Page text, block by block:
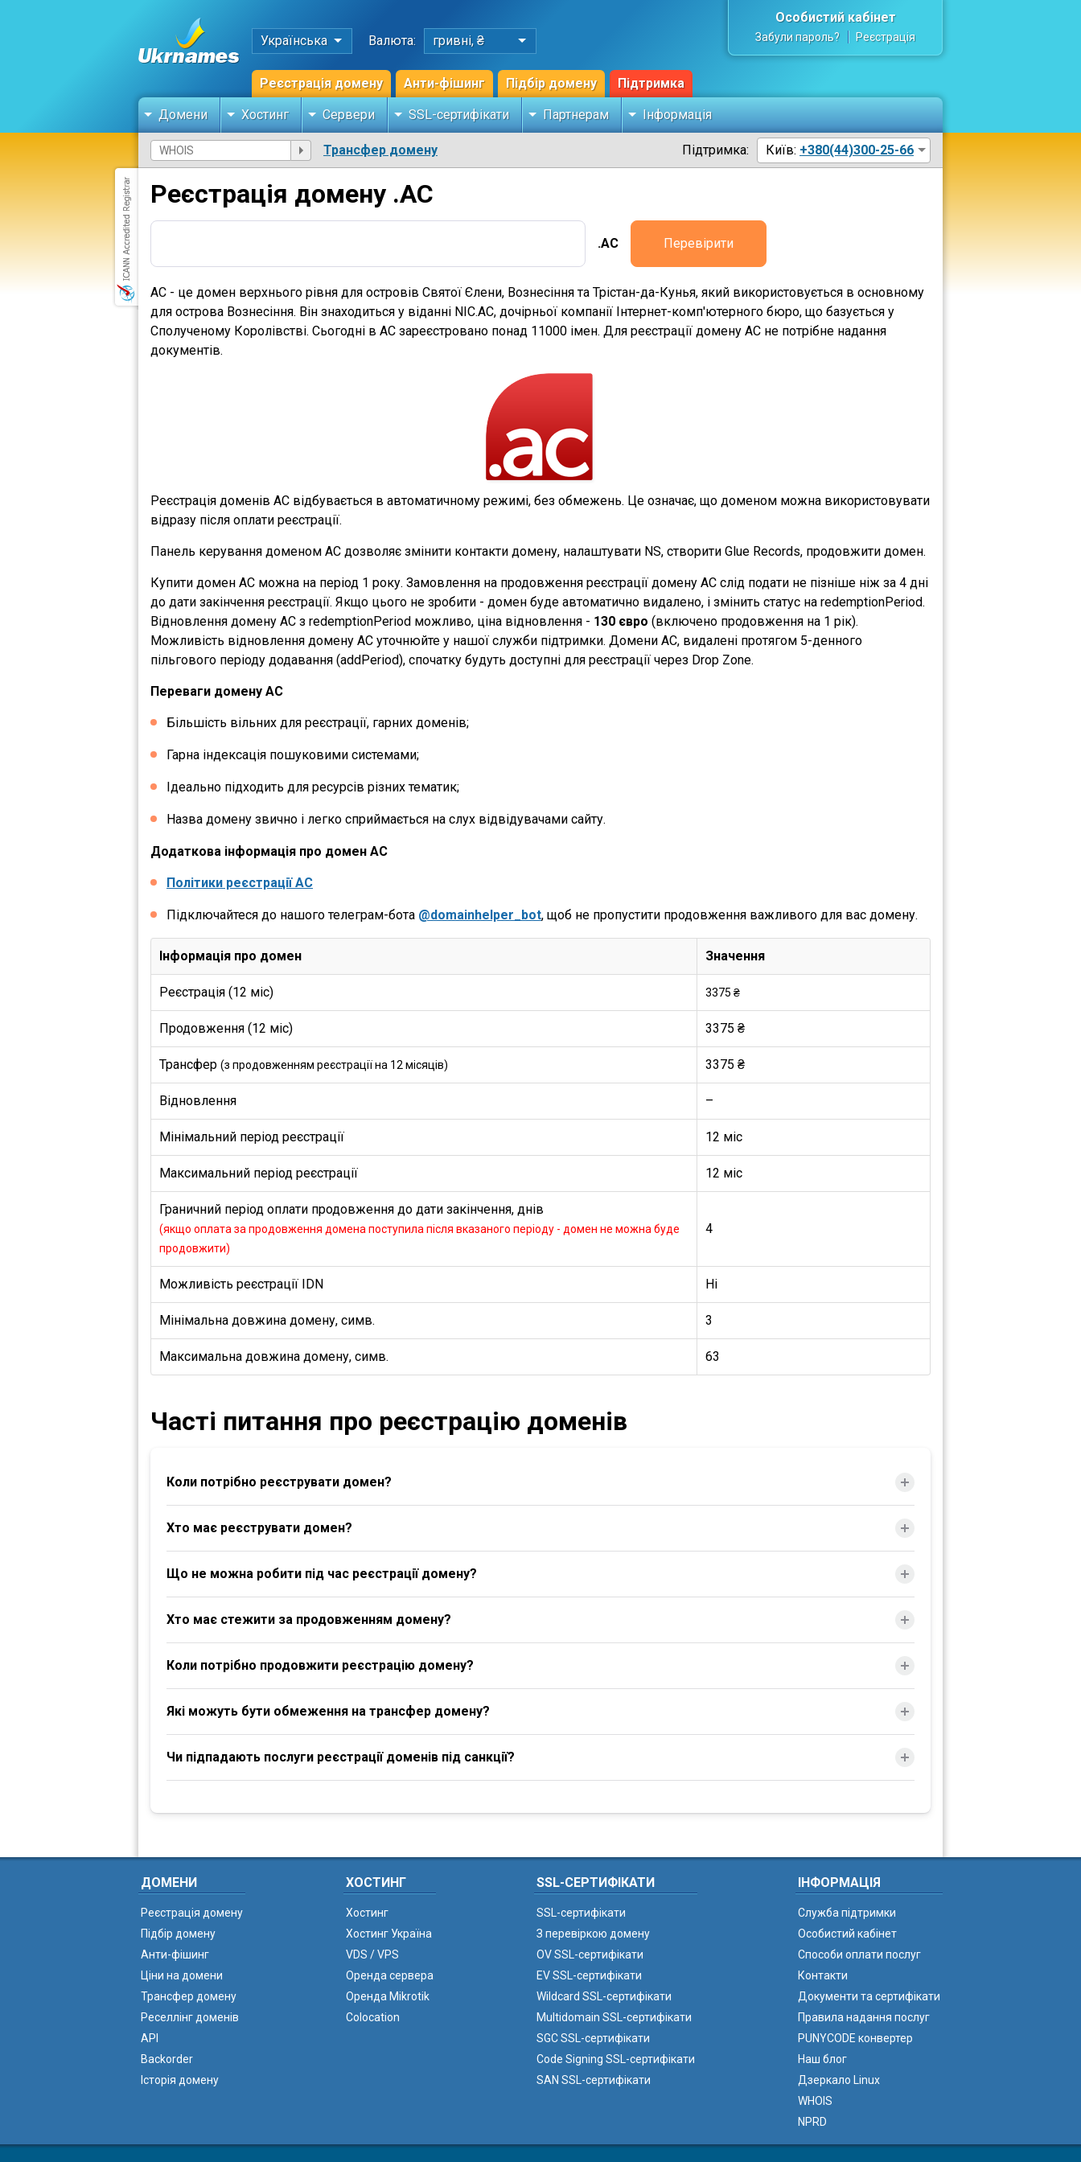
Українська Валюта: гривні, ₴
Реєстрація домену Анти-фішинг Підбір домену Підтримка
Особистий кабінет
Забули пароль? Реєстрація
Домени Хостинг Сервери SSL-сертифікати Партнерам Інформація
Трансфер домену Підтримка: Київ: +380(44)300-25-66
Реєстрація домену .AC
.AC Перевірити
AC - це домен верхнього рівня для островів Святої Єлени, Вознесіння та Трістан-да-Кунья, який використовується в основному
для острова Вознесіння. Він знаходиться у віданні NIC.AC, дочірньої компанії Інтернет-комп'ютерного бюро, що базується у
Сполученому Королівстві. Сьогодні в AC зареєстровано понад 11000 імен. Для реєстрації домену AC не потрібне надання
документів.
Реєстрація доменів AC відбувається в автоматичному режимі, без обмежень. Це означає, що доменом можна використовувати
відразу після оплати реєстрації.
Панель керування доменом AC дозволяє змінити контакти домену, налаштувати NS, створити Glue Records, продовжити домен.
Купити домен AC можна на період 1 року. Замовлення на продовження реєстрації домену AC слід подати не пізніше ніж за 4 дні
до дати закінчення реєстрації. Якщо цього не зробити - домен буде автоматично видалено, і змінить статус на redemptionPeriod.
Відновлення домену AC з redemptionPeriod можливо, ціна відновлення - 130 євро (включено продовження на 1 рік).
Можливість відновлення домену AC уточнюйте у нашої служби підтримки. Домени AC, видалені протягом 5-денного
пільгового періоду додавання (addPeriod), спочатку будуть доступні для реєстрації через Drop Zone.
Переваги домену AC
Більшість вільних для реєстрації, гарних доменів;
Гарна індексація пошуковими системами;
Ідеально підходить для ресурсів різних тематик;
Назва домену звично і легко сприймається на слух відвідувачами сайту.
Додаткова інформація про домен AC
Політики реєстрації AC
Підключайтеся до нашого телеграм-бота @domainhelper_bot, щоб не пропустити продовження важливого для вас домену.
Інформація про домен Значення
Реєстрація (12 міс) 3375 ₴
Продовження (12 міс) 3375 ₴
Трансфер (з продовженням реєстрації на 12 місяців) 3375 ₴
Відновлення –
Мінімальний період реєстрації 12 міс
Максимальний період реєстрації 12 міс
Граничний період оплати продовження до дати закінчення, днів
(якщо оплата за продовження домена поступила після вказаного періоду - домен не можна буде
продовжити)
4
Можливість реєстрації IDN Ні
Мінімальна довжина домену, симв. 3
Максимальна довжина домену, симв. 63
Часті питання про реєстрацію доменів
Коли потрібно реєструвати домен?
Хто має реєструвати домен?
Що не можна робити під час реєстрації домену?
Хто має стежити за продовженням домену?
Коли потрібно продовжити реєстрацію домену?
Які можуть бути обмеження на трансфер домену?
Чи підпадають послуги реєстрації доменів під санкції?
ДОМЕНИ
Реєстрація домену
Підбір домену
Анти-фішинг
Ціни на домени
Трансфер домену
Реселлінг доменів
API
Backorder
Історія домену
ХОСТИНГ
Хостинг
Хостинг Україна
VDS / VPS
Оренда сервера
Оренда Mikrotik
Colocation
SSL-СЕРТИФІКАТИ
SSL-сертифікати
З перевіркою домену
OV SSL-сертифікати
EV SSL-сертифікати
Wildcard SSL-сертифікати
Multidomain SSL-сертифікати
SGC SSL-сертифікати
Code Signing SSL-сертифікати
SAN SSL-сертифікати
ІНФОРМАЦІЯ
Служба підтримки
Особистий кабінет
Способи оплати послуг
Контакти
Документи та сертифікати
Правила надання послуг
PUNYCODE конвертер
Наш блог
Дзеркало Linux
WHOIS
NPRD